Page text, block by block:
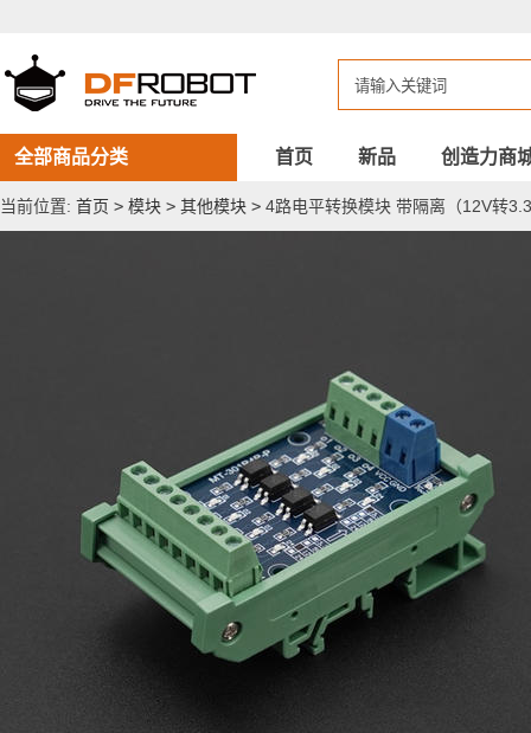
平
转
换
模
块
带
隔
离
全部商品分类 首页 新品 创造力商
当前位置: 首页 > 模块 > 其他模块 > 4路电平转换模块 带隔离（12V转